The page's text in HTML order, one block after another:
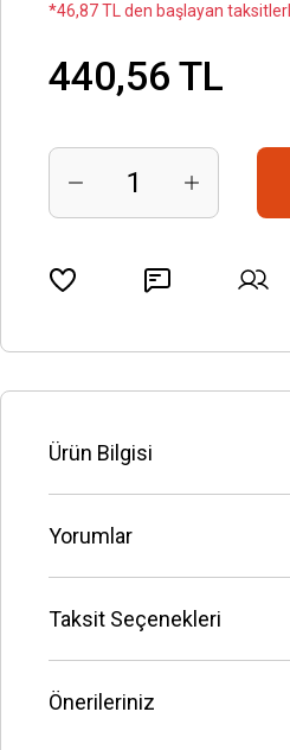
*46,87 TL den başlayan
440,56 TL
Ürün Bilgisi
Yorumlar
Taksit Seçenekleri
Önerileriniz